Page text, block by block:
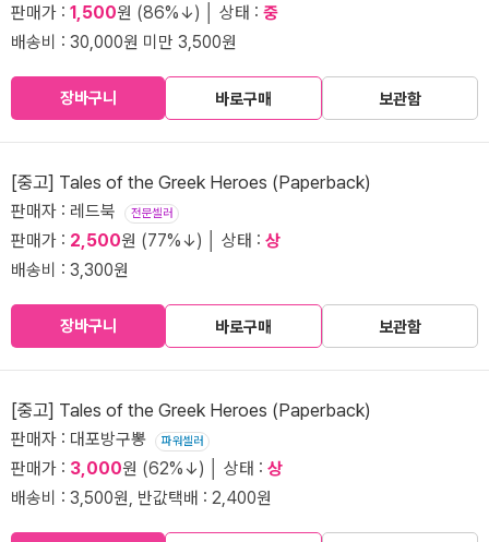
판매가 : 1,500원 (86%↓) │ 상태 : 중
배송비 : 30,000원 미만 3,500원
장바구니 바로구매 보관함
[중고] Tales of the Greek Heroes (Paperback)
판매자 : 레드북 전문셀러
판매가 : 2,500원 (77%↓) │ 상태 : 상
배송비 : 3,300원
장바구니 바로구매 보관함
[중고] Tales of the Greek Heroes (Paperback)
판매자 : 대포방구뽕 파워셀러
판매가 : 3,000원 (62%↓) │ 상태 : 상
배송비 : 3,500원, 반값택배 : 2,400원